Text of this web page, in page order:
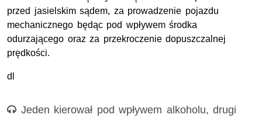
przed jasielskim sądem, za prowadzenie pojazdu
mechanicznego będąc pod wpływem środka
odurzającego oraz za przekroczenie dopuszczalnej
prędkości.
dl
Nagranie audio
Jeden kierował pod wpływem alkoholu, drugi